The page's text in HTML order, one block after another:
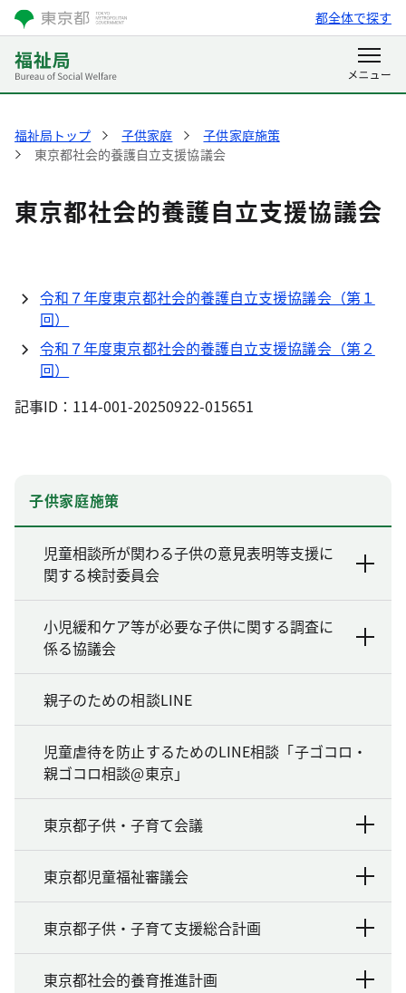
都全体で探す
福祉局トップ 子供家庭
子供家庭施策
東京都社会的養護自立支援協議会
東京都社会的養護自立支援協議会
令和７年度東京都社会的養護自立支援協議会（第１
回）
令和７年度東京都社会的養護自立支援協議会（第２
回）
記事ID：114-001-20250922-015651
子供家庭施策
児童相談所が関わる子供の意見表明等支援に
関する検討委員会
小児緩和ケア等が必要な子供に関する調査に
係る協議会
親子のための相談LINE
児童虐待を防止するためのLINE相談「子ゴコロ・
親ゴコロ相談@東京」
東京都子供・子育て会議
東京都児童福祉審議会
東京都子供・子育て支援総合計画
東京都社会的養育推進計画